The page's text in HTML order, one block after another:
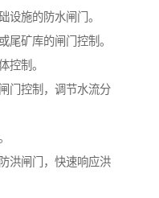
设施的防水闸门。
尾矿库的闸门控制。
控制。
门控制，调节水流分
洪闸门，快速响应洪